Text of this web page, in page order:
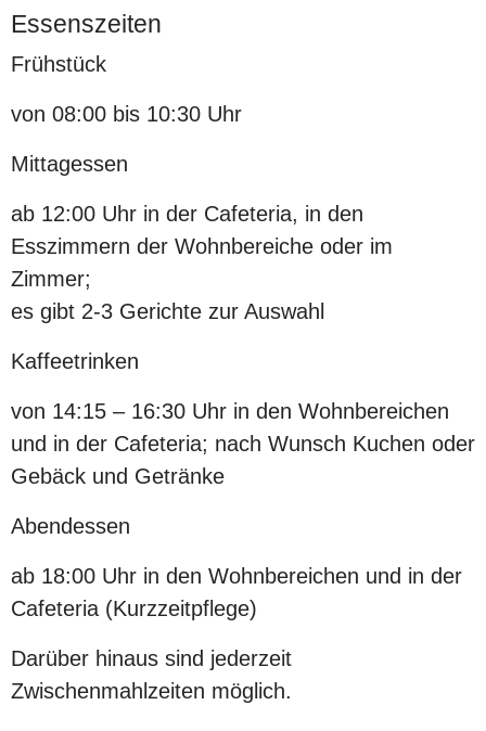
Essenszeiten
Frühstück
von 08:00 bis 10:30 Uhr
Mittagessen
ab 12:00 Uhr in der Cafeteria, in den
Esszimmern der Wohnbereiche oder im
Zimmer;
es gibt 2-3 Gerichte zur Auswahl
Kaffeetrinken
von 14:15 – 16:30 Uhr in den Wohnbereichen
und in der Cafeteria; nach Wunsch Kuchen oder
Gebäck und Getränke
Abendessen
ab 18:00 Uhr in den Wohnbereichen und in der
Cafeteria (Kurzzeitpflege)
Darüber hinaus sind jederzeit
Zwischenmahlzeiten möglich.